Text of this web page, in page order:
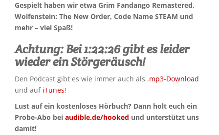
Gespielt haben wir etwa Grim Fandango Remastered,
Wolfenstein: The New Order, Code Name STEAM und
mehr – viel Spaß!
Achtung: Bei 1:22:26 gibt es leider
wieder ein Störgeräusch!
Den Podcast gibt es wie immer auch als .mp3-Download
und auf iTunes!
Lust auf ein kostenloses Hörbuch? Dann holt euch ein
Probe-Abo bei audible.de/hooked und unterstützt uns
damit!